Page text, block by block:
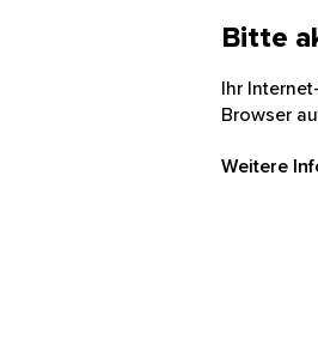
Bitte
Ihr
Browser
Weitere